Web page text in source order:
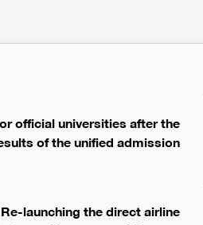
official universities after the
of the unified admission
Re-launching the direct airline